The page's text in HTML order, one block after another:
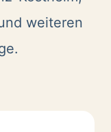
weiteren